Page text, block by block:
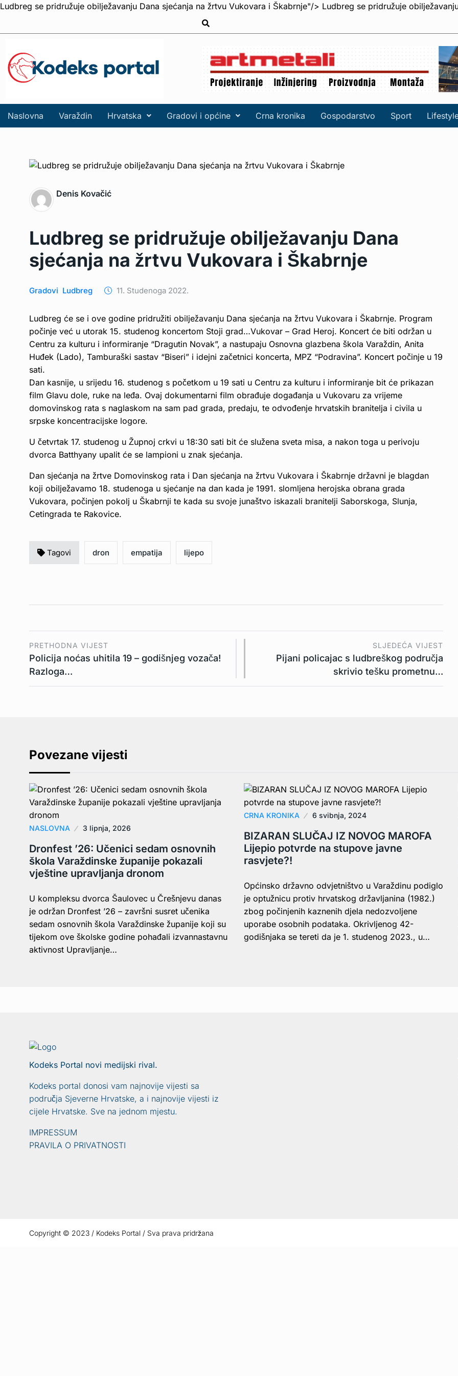
Ludbreg se pridružuje obilježavanju Dana sjećanja na žrtvu Vukovara i Škabrnje"/> Ludbreg se pridružuje
Naslovna Varaždin Hrvatska Gradovi i općine Crna kronika Gospodarstvo Sport
Denis Kovačić
Ludbreg se pridružuje obilježavanju Dana
sjećanja na žrtvu Vukovara i Škabrnje
Gradovi Ludbreg 11. Studenoga 2022.
Ludbreg će se i ove godine pridružiti obilježavanju Dana sjećanja na žrtvu Vukovara i Škabrnje. Program
počinje već u utorak 15. studenog koncertom Stoji grad…Vukovar – Grad Heroj. Koncert će biti održan u
Centru za kulturu i informiranje “Dragutin Novak”, a nastupaju Osnovna glazbena škola Varaždin, Anita
Huđek (Lado), Tamburaški sastav “Biseri” i idejni začetnici koncerta, MPZ “Podravina”. Koncert počinje u 19
sati.
Dan kasnije, u srijedu 16. studenog s početkom u 19 sati u Centru za kulturu i informiranje bit će prikazan
film Glavu dole, ruke na leđa. Ovaj dokumentarni film obrađuje događanja u Vukovaru za vrijeme
domovinskog rata s naglaskom na sam pad grada, predaju, te odvođenje hrvatskih branitelja i civila u
srpske koncentracijske logore.
U četvrtak 17. studenog u Župnoj crkvi u 18:30 sati bit će služena sveta misa, a nakon toga u perivoju
dvorca Batthyany upalit će se lampioni u znak sjećanja.
Dan sjećanja na žrtve Domovinskog rata i Dan sjećanja na žrtvu Vukovara i Škabrnje državni je blagdan
koji obilježavamo 18. studenoga u sjećanje na dan kada je 1991. slomljena herojska obrana grada
Vukovara, počinjen pokolj u Škabrnji te kada su svoje junaštvo iskazali branitelji Saborskoga, Slunja,
Cetingrada te Rakovice.
Tagovi dron empatija lijepo
PRETHODNA VIJEST
Policija noćas uhitila 19 – godišnjeg vozača!
Razloga…
SLJEDEĆA VIJEST
Pijani policajac s ludbreškog područja
skrivio tešku prometnu…
Povezane vijesti
NASLOVNA 3 lipnja, 2026
Dronfest ’26: Učenici sedam osnovnih
škola Varaždinske županije pokazali
vještine upravljanja dronom
U kompleksu dvorca Šaulovec u Črešnjevu danas
je održan Dronfest ’26 – završni susret učenika
sedam osnovnih škola Varaždinske županije koji su
tijekom ove školske godine pohađali izvannastavnu
aktivnost Upravljanje…
CRNA KRONIKA 6 svibnja, 2024
BIZARAN SLUČAJ IZ NOVOG MAROFA
Lijepio potvrde na stupove javne
rasvjete?!
Općinsko državno odvjetništvo u Varaždinu podiglo
je optužnicu protiv hrvatskog državljanina (1982.)
zbog počinjenih kaznenih djela nedozvoljene
uporabe osobnih podataka. Okrivljenog 42-
godišnjaka se tereti da je 1. studenog 2023., u…
Kodeks Portal novi medijski rival.
Kodeks portal donosi vam najnovije vijesti sa
područja Sjeverne Hrvatske, a i najnovije vijesti iz
cijele Hrvatske. Sve na jednom mjestu.
IMPRESSUM
PRAVILA O PRIVATNOSTI
Copyright © 2023 / Kodeks Portal / Sva prava pridržana